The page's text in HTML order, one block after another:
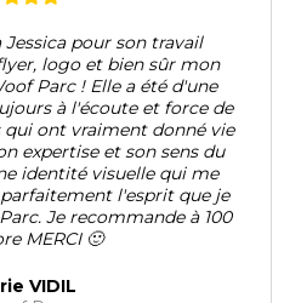
Jessica est très
internet
aéré. Petit plus
histoire avec